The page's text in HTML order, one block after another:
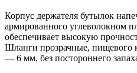
Корпус держателя бутылок
армированного углеволокном
обеспечивает высокую
Шланги прозрачные, пищевого
— 6 мм, без постороннего